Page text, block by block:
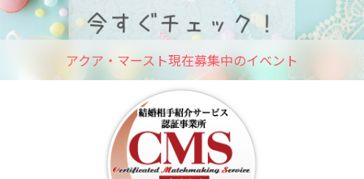
アクア・マースト現在募集中のイベント